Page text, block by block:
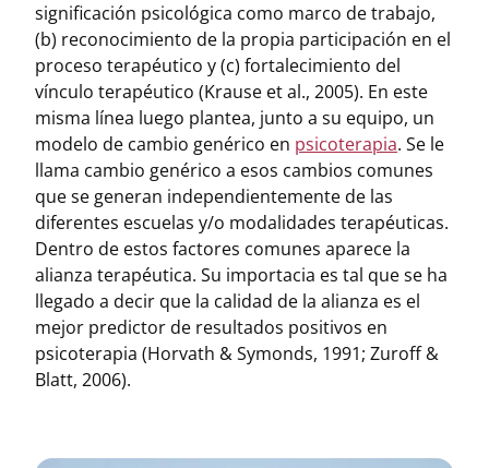
significación psicológica como marco de trabajo,
(b) reconocimiento de la propia participación en el
proceso terapéutico y (c) fortalecimiento del
vínculo terapéutico (Krause et al., 2005). En este
misma línea luego plantea, junto a su equipo, un
modelo de cambio genérico en psicoterapia. Se le
llama cambio genérico a esos cambios comunes
que se generan independientemente de las
diferentes escuelas y/o modalidades terapéuticas.
Dentro de estos factores comunes aparece la
alianza terapéutica. Su importacia es tal que se ha
llegado a decir que la calidad de la alianza es el
mejor predictor de resultados positivos en
psicoterapia (Horvath & Symonds, 1991; Zuroff &
Blatt, 2006).